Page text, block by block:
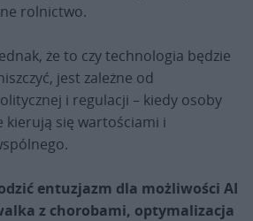
rolnictwo.
że to czy technologia będzie
jest zależne od
i regulacji – kiedy osoby
kierują się wartościami i
entuzjazm dla możliwości AI
z chorobami, optymalizacja